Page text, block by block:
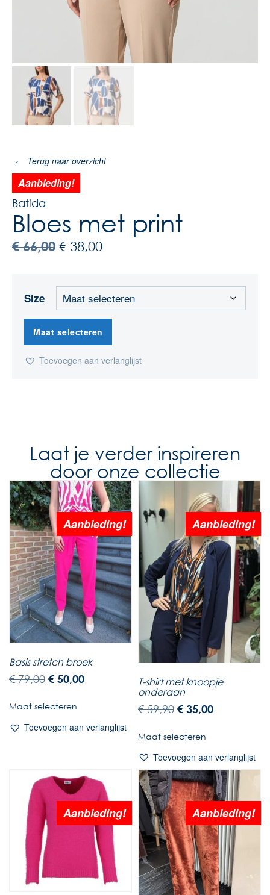
‹ Terug naar overzicht
Aanbieding!
Batida
Bloes met print
€66,00 € 38,00
Size
Maat selecteren
Toevoegen aan verlanglijst
Laat je verder inspireren
door onze collectie
Aanbieding!
Basis stretch broek
€79,00 € 50,00
Maat selecteren
Toevoegen aan verlanglijst
Aanbieding!
T-shirt met knoopje
onderaan
€59,90 € 35,00
Maat selecteren
Toevoegen aan verlanglijst
Aanbieding! Aanbieding!